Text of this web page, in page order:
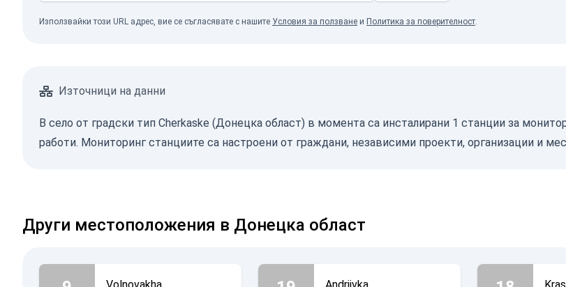
Използвайки този URL адрес, вие се съгласявате с нашите Условия за ползване и Политика за поверителност.
Източници на данни
В село от градски тип Cherkaske (Донецка област) в момента са инсталирани 1 станции за
работи. Мониторинг станциите са настроени от граждани, независими проекти, организации и
Други местоположения в Донецка област